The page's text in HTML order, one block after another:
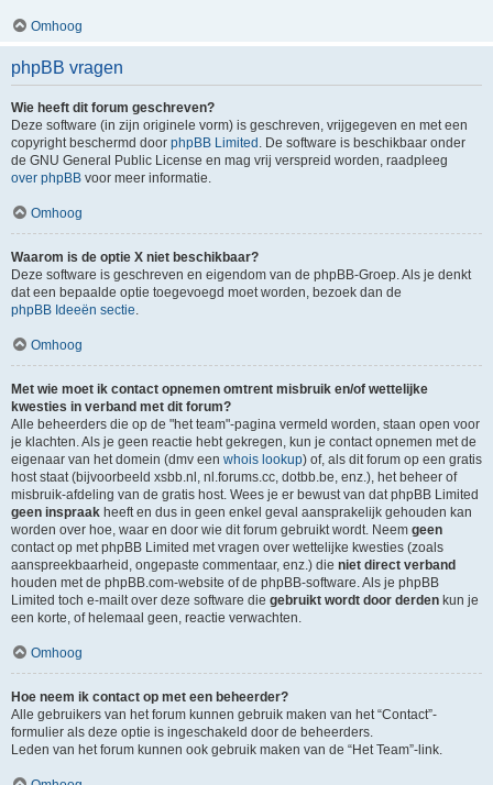
Omhoog
phpBB vragen
Wie heeft dit forum geschreven?
Deze software (in zijn originele vorm) is geschreven, vrijgegeven en met een
copyright beschermd door phpBB Limited . De software is beschikbaar onder
de GNU General Public License en mag vrij verspreid worden, raadpleeg
over phpBB voor meer informatie.
Omhoog
Waarom is de optie X niet beschikbaar?
Deze software is geschreven en eigendom van de phpBB-Groep. Als je denkt
dat een bepaalde optie toegevoegd moet worden, bezoek dan de
phpBB Ideeën sectie.
Omhoog
Met wie moet ik contact opnemen omtrent misbruik en/of wettelijke
kwesties in verband met dit forum?
Alle beheerders die op de "het team"-pagina vermeld worden, staan open voor
je klachten. Als je geen reactie hebt gekregen, kun je contact opnemen met de
eigenaar van het domein (dmv een whois lookup) of, als dit forum op een gratis
host staat (bijvoorbeeld xsbb.nl, nl.forums.cc, dotbb.be, enz.), het beheer of
misbruik-afdeling van de gratis host. Wees je er bewust van dat phpBB Limited
geen inspraak heeft en dus in geen enkel geval aansprakelijk gehouden kan
worden over hoe, waar en door wie dit forum gebruikt wordt. Neem geen
contact op met phpBB Limited met vragen over wettelijke kwesties (zoals
aanspreekbaarheid, ongepaste commentaar, enz.) die niet direct verband
houden met de phpBB.com-website of de phpBB-software. Als je phpBB
Limited toch e-mailt over deze software die gebruikt wordt door derden kun je
een korte, of helemaal geen, reactie verwachten.
Omhoog
Hoe neem ik contact op met een beheerder?
Alle gebruikers van het forum kunnen gebruik maken van het “Contact”-
formulier als deze optie is ingeschakeld door de beheerders.
Leden van het forum kunnen ook gebruik maken van de “Het Team”-link.